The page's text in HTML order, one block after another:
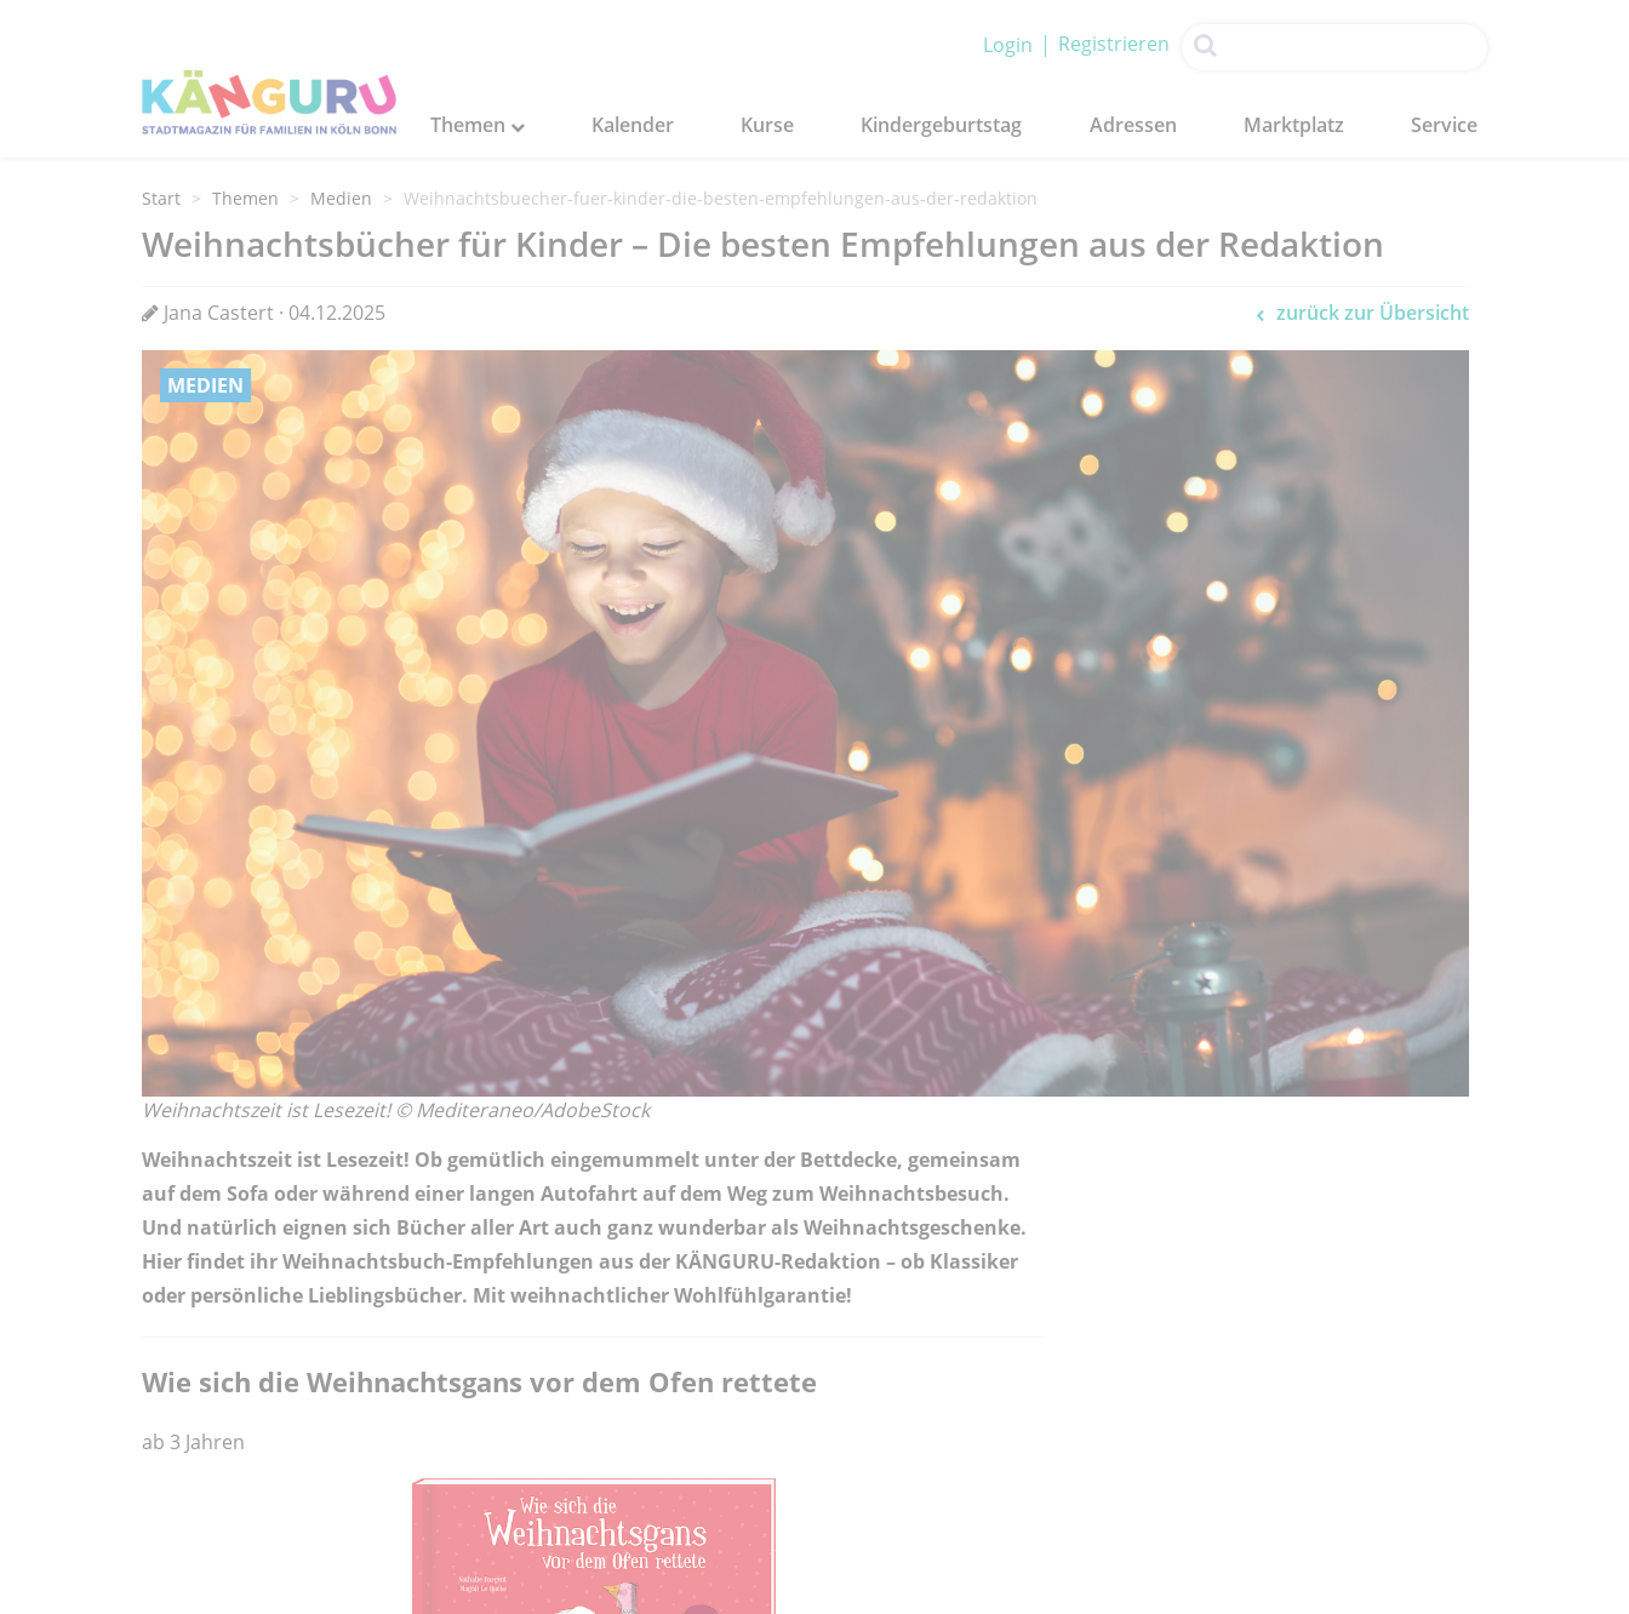
Login Registrieren
Themen Kalender Kurse Kindergeburtstag Adressen Marktplatz Service
Start Themen Medien Weihnachtsbuecher-fuer-kinder-die-besten-empfehlungen-aus-der-redaktion
Weihnachtsbücher für Kinder – Die besten Empfehlungen aus der Redaktion
Jana Castert · 04.12.2025 zurück zur Übersicht
MEDIEN
Weihnachtszeit ist Lesezeit! © Mediteraneo/AdobeStock
Weihnachtszeit ist Lesezeit! Ob gemütlich eingemummelt unter der Bettdecke, gemeinsam
auf dem Sofa oder während einer langen Autofahrt auf dem Weg zum Weihnachtsbesuch.
Und natürlich eignen sich Bücher aller Art auch ganz wunderbar als Weihnachtsgeschenke.
Hier findet ihr Weihnachtsbuch-Empfehlungen aus der KÄNGURU-Redaktion – ob Klassiker
oder persönliche Lieblingsbücher. Mit weihnachtlicher Wohlfühlgarantie!
Wie sich die Weihnachtsgans vor dem Ofen rettete
ab 3 Jahren